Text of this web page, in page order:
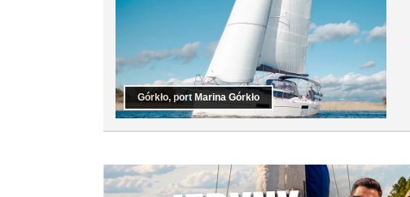
Górkło, port Marina Górkło